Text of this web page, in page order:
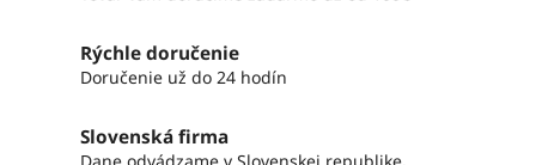
Rýchle doručenie
Doručenie už do 24 hodín
Slovenská firma
Dane odvádzame v Slovenskej republike.